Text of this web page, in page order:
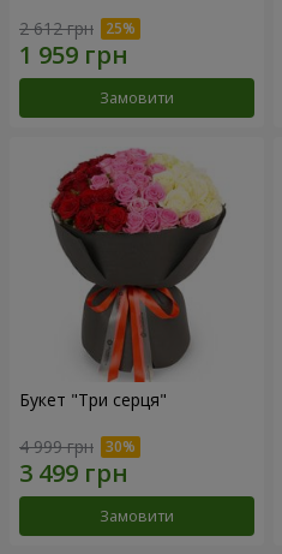
2 612 грн
Замовити
Букет "Три серця"
4 999 грн
Замовити